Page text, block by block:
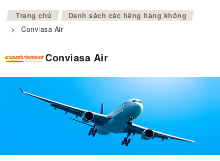
Trang chủ >
Danh sách các hãng hàng không
>
Conviasa Air
Conviasa Air